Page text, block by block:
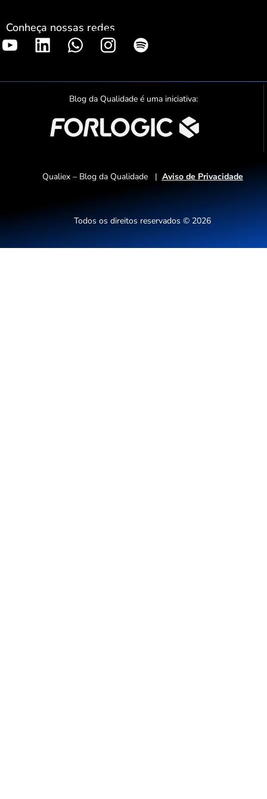
Conheça nossas redes
S
o
t
f
y
Blog da Qualidade é uma iniciativa:
Qualiex – Blog da Qualidade | Aviso de Privacidade
Todos os direitos reservados © 2026